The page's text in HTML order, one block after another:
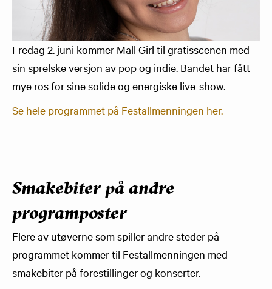
Fredag 2. juni kommer Mall Girl til gratisscenen med
sin sprelske versjon av pop og indie. Bandet har fått
mye ros for sine solide og energiske live-show.
Se hele programmet på Festallmenningen her.
Smakebiter på andre
programposter
Flere av utøverne som spiller andre steder på
programmet kommer til Festallmenningen med
smakebiter på forestillinger og konserter.